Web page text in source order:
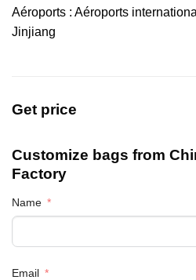
Aéroports : Aéroports
Jinjiang
Get price
Customize bags from
Factory
Name
Email